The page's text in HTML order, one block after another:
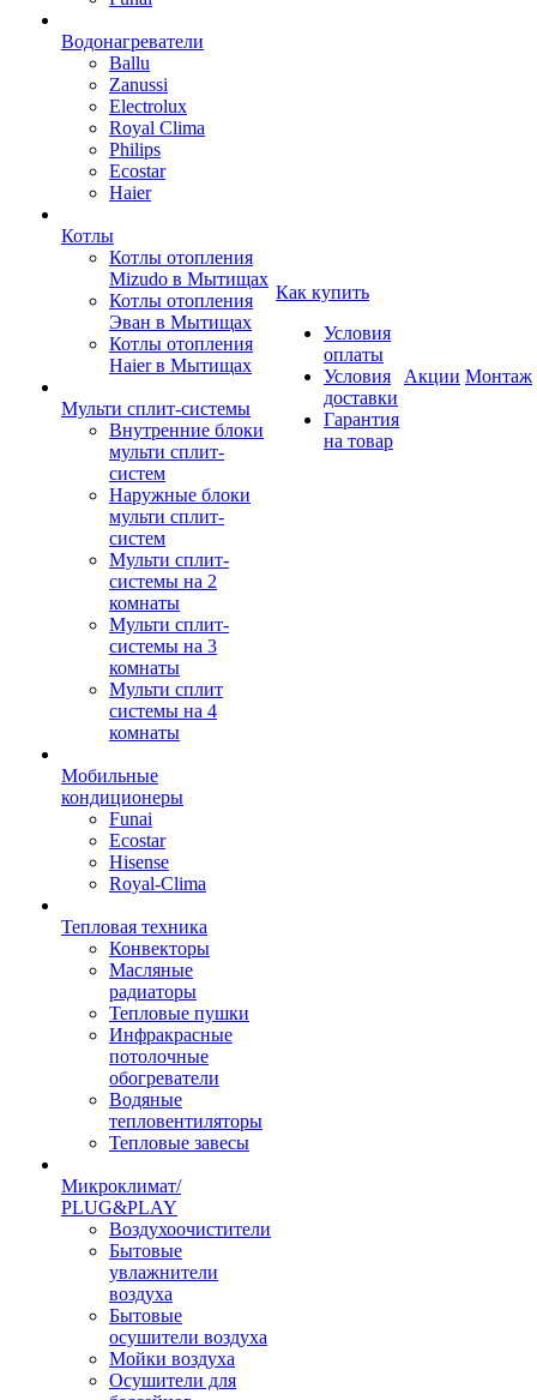
Водонагреватели
Ballu
Zanussi
Electrolux
Royal Clima
Philips
Ecostar
Haier
Котлы
Котлы отопления
Mizudo в Мытищах
Котлы отопления
Эван в Мытищах
Котлы отопления
Haier в Мытищах
Мульти сплит-системы
Внутренние блоки
мульти сплит-
систем
Наружные блоки
мульти сплит-
систем
Мульти сплит-
системы на 2
комнаты
Мульти сплит-
системы на 3
комнаты
Мульти сплит
системы на 4
комнаты
Мобильные
кондиционеры
Funai
Ecostar
Hisense
Royal-Clima
Тепловая техника
Конвекторы
Масляные
радиаторы
Тепловые пушки
Инфракрасные
потолочные
обогреватели
Водяные
тепловентиляторы
Тепловые завесы
Микроклимат/
PLUG&PLAY
Воздухоочистители
Бытовые
увлажнители
воздуха
Бытовые
осушители воздуха
Мойки воздуха
Осушители для
Как купить
Условия
оплаты
Условия
доставки
Гарантия
на товар
Акции Монтаж